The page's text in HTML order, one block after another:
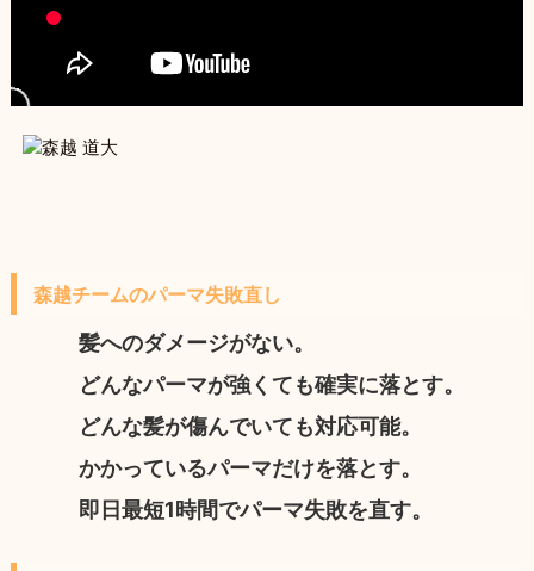
森越チームのパーマ失敗直し
髪へのダメージがない。
どんなパーマが強くても確実に落とす。
どんな髪が傷んでいても対応可能。
かかっているパーマだけを落とす。
即日最短1時間でパーマ失敗を直す。